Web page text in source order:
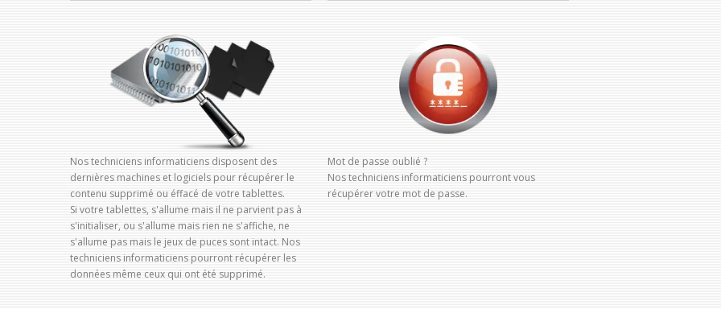
Nos techniciens informaticiens disposent des
dernières machines et logiciels pour récupérer le
contenu supprimé ou éffacé de votre tablettes.
Si votre tablettes, s'allume mais il ne parvient pas à
s'initialiser, ou s'allume mais rien ne s'affiche, ne
s'allume pas mais le jeux de puces sont intact. Nos
techniciens informaticiens pourront récupérer les
données même ceux qui ont été supprimé.
Mot de passe oublié ?
Nos techniciens informaticiens pourront vous
récupérer votre mot de passe.